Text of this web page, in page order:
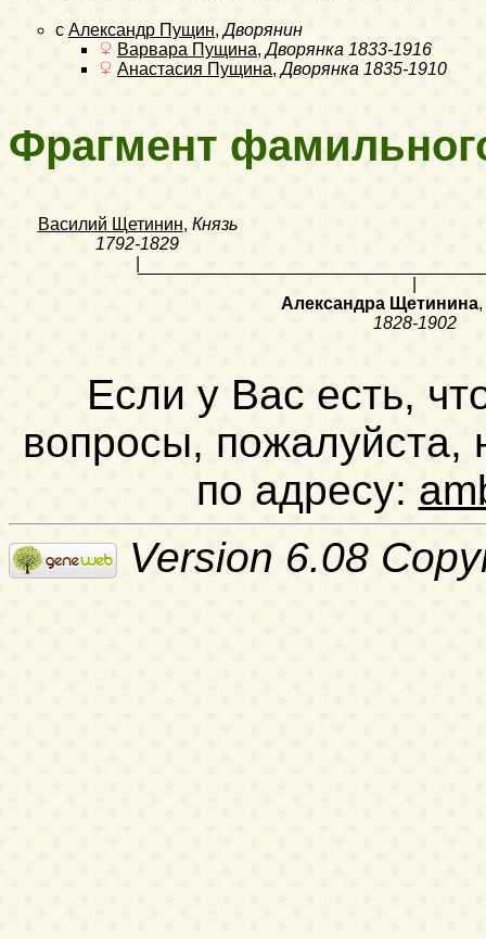
с Александр Пущин,Дворянин
Варвара Пущина,Дворянка 1833-1916
Анастасия Пущина,Дворянка 1835-1910
Фрагмент
Василий Щетинин, Князь
1792-1829
Александра Щетинина,
1828-1902
Если у Вас есть,
вопросы, пожалуйста,
по адресу:
Version 6.08